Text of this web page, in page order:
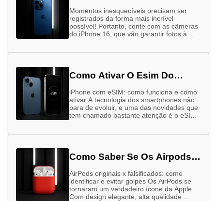
Momentos inesquecíveis precisam ser
registrados da forma mais incrível
possível! Portanto, conte com as câmeras
do iPhone 16, que vão garantir fotos à
Como Ativar O Esim Do
iPhone com eSIM: como funciona e como
ativar A tecnologia dos smartphones não
para de evoluir, e uma das novidades que
tem chamado bastante atenção é o eSIM,
Como Saber Se Os Airpods
AirPods originais x falsificados: como
identificar e evitar golpes Os AirPods se
tornaram um verdadeiro ícone da Apple.
Com design elegante, alta qualidade